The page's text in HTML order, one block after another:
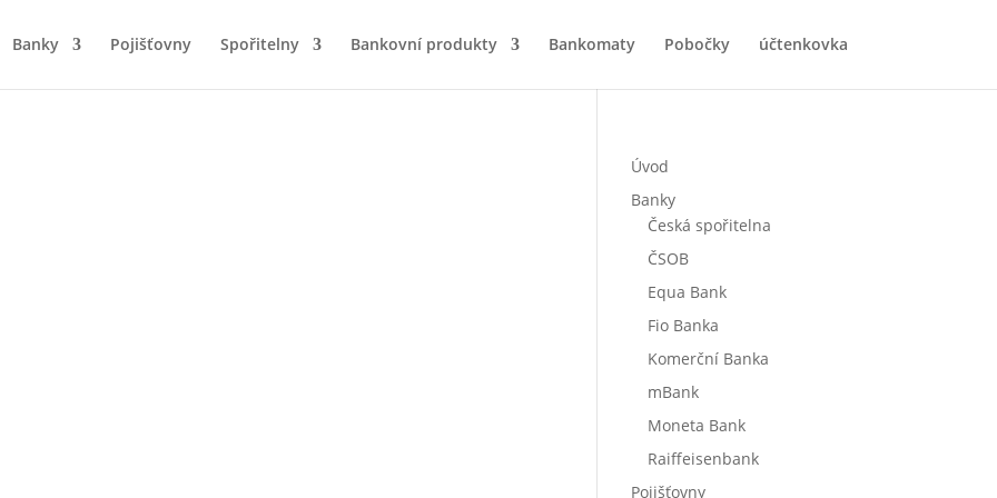
Banky Pojišťovny Spořitelny Bankovní produkty Bankomaty Pobočky účtenkovka
Úvod
Banky
Česká spořitelna
ČSOB
Equa Bank
Fio Banka
Komerční Banka
mBank
Moneta Bank
Raiffeisenbank
Pojišťovny